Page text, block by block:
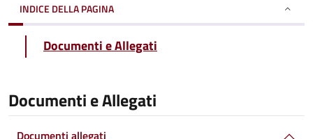
INDICE DELLA PAGINA
Documenti e Allegati
Documenti e Allegati
Documenti allegati